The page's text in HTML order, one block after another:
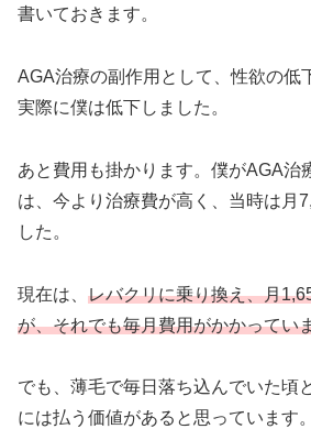
書いておきます。
AGA治療の副作用として、性欲の低
実際に僕は低下しました。
あと費用も掛かります。僕がAGA治
は、今より治療費が高く、当時は月
した。
現在は、 レバクリに乗り換え、月
が、それでも毎月費用がかかってい
でも、薄毛で毎日落ち込んでいた頃
には払う価値があると思っています。